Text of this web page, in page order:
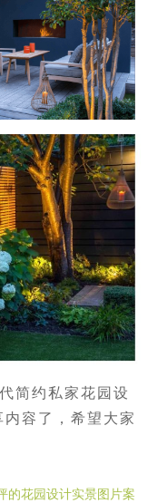
简约私家花园设
容了，希望大家
的花园设计实景图片案